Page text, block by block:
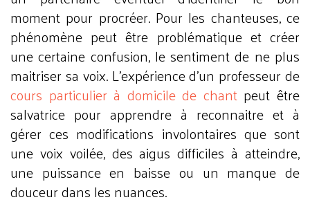
moment pour procréer. Pour les chanteuses, ce
phénomène peut être problématique et créer
une certaine confusion, le sentiment de ne plus
maitriser sa voix. L'expérience d'un professeur de
cours particulier à domicile de chantpeut être
salvatrice pour apprendre à reconnaitre et à
gérer ces modifications involontaires que sont
une voix voilée, des aigus difficiles à atteindre,
une puissance en baisse ou un manque de
douceur dans les nuances.